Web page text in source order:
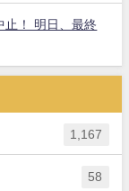
止！ 明日、最終
1,167
58